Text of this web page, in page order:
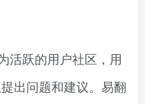
活跃的用户社区，用
出问题和建议。易翻